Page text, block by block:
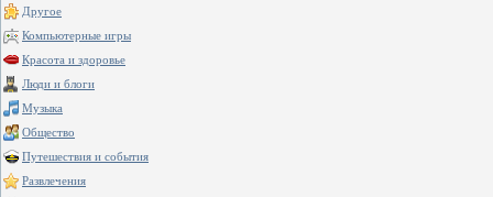
Другое
Компьютерные игры
Красота и здоровье
Люди и блоги
Музыка
Общество
Путешествия и события
Развлечения